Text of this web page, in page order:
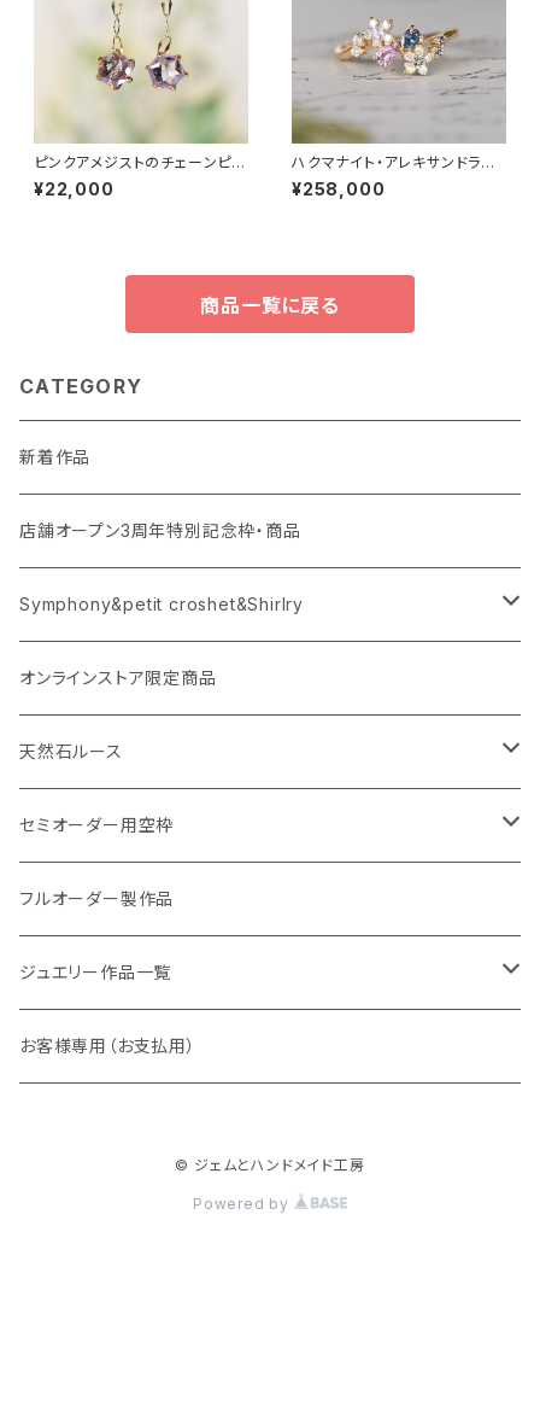
ピンクアメジストのチェーンピア
ス K18YG（GH3049）
¥22,000
ハクマナイト・アレキサンドライ
ト K18YG リング 12号（GH109
6Bシュトラウス）
¥258,000
商品一覧に戻る
CATEGORY
新着作品
店舗オープン3周年特別記念枠・商品
Symphony&petit croshet&Shirlry
Symphony（シンフォニー）
Petit crochet（プチ・クロシェ）
Shirlry（シアリー）
オンラインストア限定商品
天然石ルース
パライバトルマリン
アレキサンドライト
パパラチアサファイア
グランディエディエライト
セミオーダー用空枠
リング
ラウンド
オーバル
ネックレス・ペンダント
ラウンド
ピアス
フルオーダー製作品
ジュエリー作品一覧
リング
お客様専用（お支払用）
© ジェムとハンドメイド工房
Powered by